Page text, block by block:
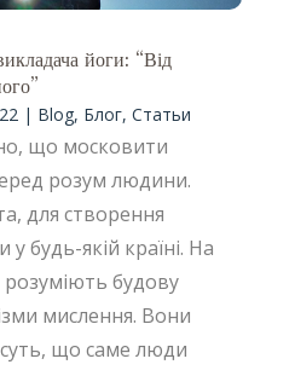
йоги: “Від
| Blog, Блог, Статьи
що московити
розум людини.
для створення
у будь-якій країні. На
будову
мислення. Вони
що саме люди